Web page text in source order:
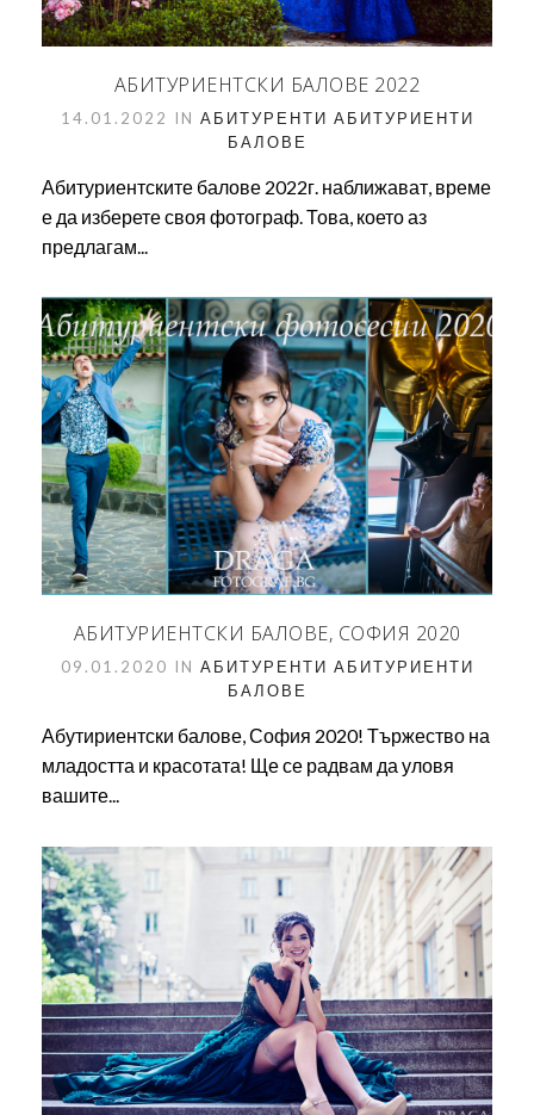
АБИТУРИЕНТСКИ БАЛОВЕ 2022
14.01.2022 IN АБИТУРЕНТИ АБИТУРИЕНТИ
БАЛОВЕ
Абитуриентските балове 2022г. наближават, време
е да изберете своя фотограф. Това, което аз
предлагам...
АБИТУРИЕНТСКИ БАЛОВЕ, СОФИЯ 2020
09.01.2020 IN АБИТУРЕНТИ АБИТУРИЕНТИ
БАЛОВЕ
Абутириентски балове, София 2020! Тържество на
младостта и красотата! Ще се радвам да уловя
вашите...